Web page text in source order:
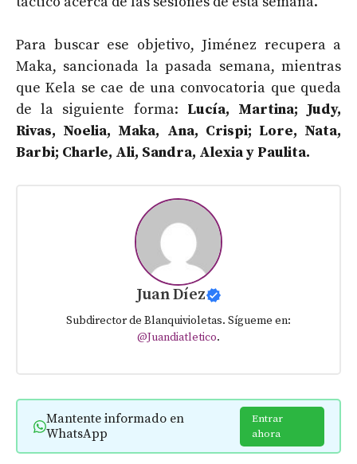
Para buscar ese objetivo, Jiménez recupera a
Maka, sancionada la pasada semana, mientras
que Kela se cae de una convocatoria que queda
de la siguiente forma: Lucía, Martina; Judy,
Rivas, Noelia, Maka, Ana, Crispi; Lore, Nata,
Barbi; Charle, Ali, Sandra, Alexia y Paulita.
Juan Díez
Subdirector de Blanquivioletas. Sígueme en:
@Juandiatletico.
Mantente informado en
WhatsApp
Entrar
ahora